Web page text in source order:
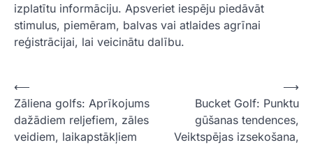
izplatītu informāciju. Apsveriet iespēju piedāvāt
stimulus, piemēram, balvas vai atlaides agrīnai
reģistrācijai, lai veicinātu dalību.
P
o
s
⟵
Zāliena golfs: Aprīkojums
dažādiem reljefiem, zāles
veidiem, laikapstākļiem
Bucket Golf: Punktu
gūšanas tendences,
Veiktspējas izsekošana,
⟶